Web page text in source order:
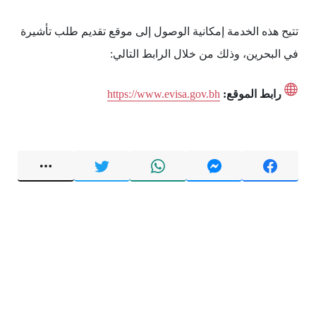
تتيح هذه الخدمة إمكانية الوصول إلى موقع تقديم طلب تأشيرة
في البحرين، وذلك من خلال الرابط التالي:
رابط الموقع: https://www.evisa.gov.bh